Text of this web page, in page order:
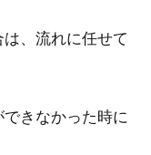
、流れに任せて
きなかった時に